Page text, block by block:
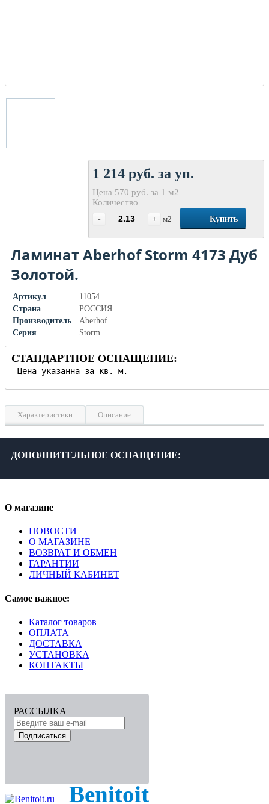
1 214 руб. за уп.
Цена 570 руб. за 1 м2
Количество
- + м2 Купить
Ламинат Aberhof Storm 4173 Дуб
Золотой.
Артикул
11054
Страна
РОССИЯ
Производитель
Aberhof
Серия
Storm
СТАНДАРТНОЕ ОСНАЩЕНИЕ:
Характеристики Описание
Толщина листа, см 0.8
Кол-во штук в пачке
Фаска
Замковое соединение
Порода дерева
Гарантия, лет
ДОПОЛНИТЕЛЬНОЕ ОСНАЩЕНИЕ:
О магазине
НОВОСТИ
О МАГАЗИНЕ
ВОЗВРАТ И ОБМЕН
ГАРАНТИИ
ЛИЧНЫЙ КАБИНЕТ
Самое важное:
Каталог товаров
ОПЛАТА
ДОСТАВКА
УСТАНОВКА
КОНТАКТЫ
РАССЫЛКА
Подписаться
Benitoit